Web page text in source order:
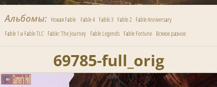
Альбомы Новая Fable Fable 4 Fable 3 Fable 2 Fable Anniversary
Fable 1 и Fable TLC Fable: The Journey Fable Legends Fable Fortune Всякое разное
69785-full_orig